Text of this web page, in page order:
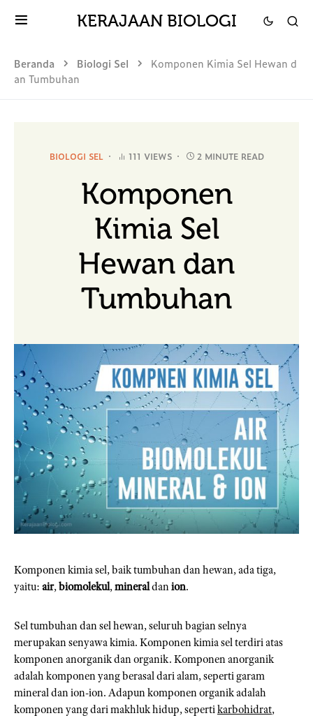
KERAJAAN BIOLOGI
Beranda Biologi Sel
Komponen Kimia Sel Hewan d
an Tumbuhan
BIOLOGI SEL 111 VIEWS 2 MINUTE READ
Komponen
Kimia Sel
Hewan dan
Tumbuhan
Komponen kimia sel, baik tumbuhan dan hewan, ada tiga,
yaitu: air,biomolekul,mineraldanion.
Sel tumbuhan dan sel hewan, seluruh bagian selnya
merupakan senyawa kimia. Komponen kimia sel terdiri atas
komponen anorganik dan organik. Komponen anorganik
adalah komponen yang berasal dari alam, seperti garam
mineral dan ion-ion. Adapun komponen organik adalah
komponen yang dari makhluk hidup, sepertikarbohidrat,